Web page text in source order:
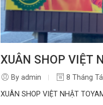
XUÂN SHOP VIỆT
By admin
8 Tháng
XUÂN SHOP VIỆT NHẬT